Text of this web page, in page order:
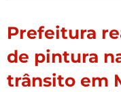
Prefeitura
de pintura
trânsito em